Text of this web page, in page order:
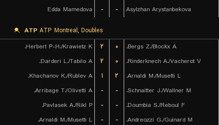
Edda Mamedova
- - Asylzhan Arystanbekova
ATP ATP Montreal, Doubles
Herbert P-H./Krawietz K.
۲ ۰
Bergs Z./Blockx A.
Darderi L./Tabilo A.
۲ ۰
Rinderknech A./Vacherot V.
Khachanov K./Rublev A.
۱ ۲
Arnaldi M./Musetti L.
Arribage T./Olivetti A.
- -
Schnaitter J./Wallner M.
Pavlasek A./Rikl P.
- -
Doumbia S./Reboul F.
Arnaldi M./Musetti L.
- -
Andreozzi G./Guinard M.